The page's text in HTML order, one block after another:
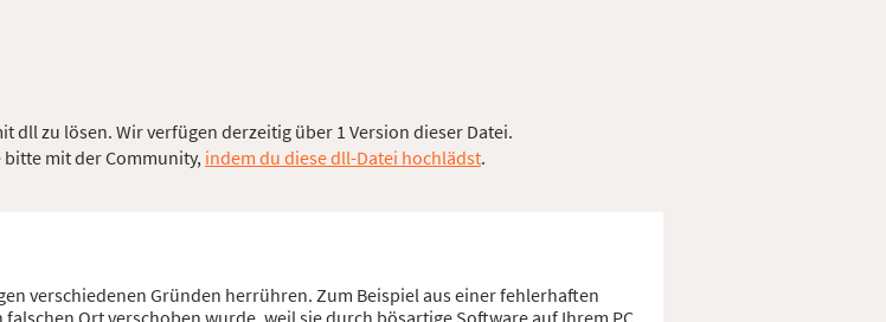
zu lösen. Wir verfügen derzeitig über 1 Version dieser Datei.
bitte mit der Community,indem du diese dll-Datei hochlädst.
verschiedenen Gründen herrühren. Zum Beispiel aus einer fehlerhaften